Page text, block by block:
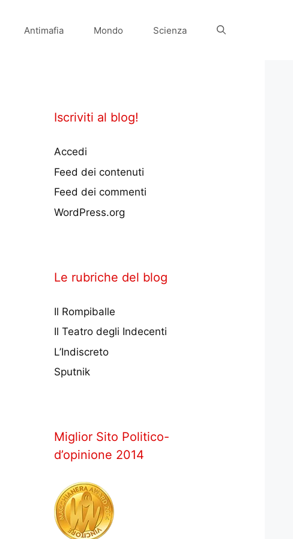
Antimafia Mondo Scienza
Iscriviti al blog!
Accedi
Feed dei contenuti
Feed dei commenti
WordPress.org
Le rubriche del blog
Il Rompiballe
Il Teatro degli Indecenti
L’Indiscreto
Sputnik
Miglior Sito Politico-
d’opinione 2014